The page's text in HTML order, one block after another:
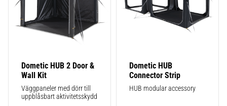
Dometic HUB 2 Door &
Wall Kit
Väggpaneler med dörr till
uppblåsbart aktivitetsskydd
Dometic HUB
Connector Strip
HUB modular accessory